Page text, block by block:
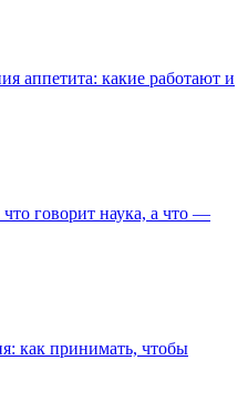
аппетита: какие работают и
говорит наука, а что —
как принимать, чтобы